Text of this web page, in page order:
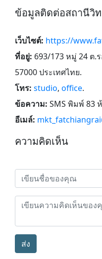
ข้อมูลติดต่อสถานีวิ
เว็บไซต์: https://
ที่อยู่: 693/173 หมู่ 24 ต.ร
57000 ประเทศไทย.
โทร: studio, office.
ข้อความ: SMS พิมพ์ 83
อีเมล์:
ความคิดเห็น
ส่ง